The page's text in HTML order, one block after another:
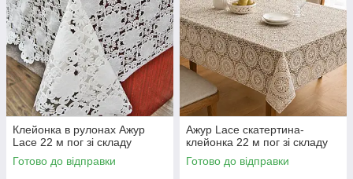
Клейонка в рулонах Ажур
Lace 22 м пог зі складу
Готово до відправки
Ажур Lace скатертина-
клейонка 22 м пог зі складу
Готово до відправки